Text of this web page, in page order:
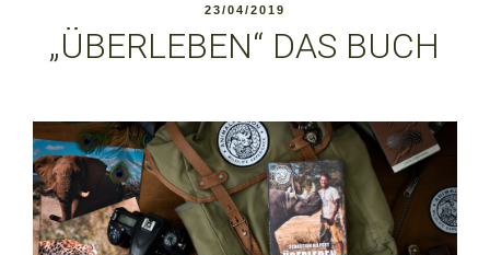
VERÖFFENTLICHT
23/04/2019
„ÜBERLEBEN“ DAS BUCH